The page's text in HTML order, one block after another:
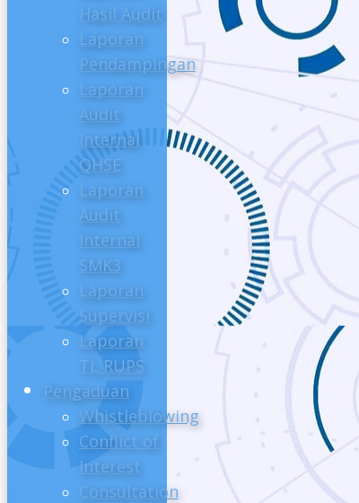
Hasil Audit
Laporan
Pendampingan
Laporan
Audit
Internal
QHSE
Laporan
Audit
Internal
SMK3
Laporan
Supervisi
Laporan
TL RUPS
Pengaduan
Whistleblowing
Conflict of
Interest
Consultation